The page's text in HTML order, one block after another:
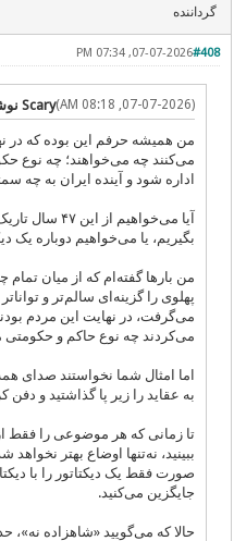
گرداننده
#408
07-07-2026, 07:34 PM
(07-07-2026, 08:18 AM) Scary نوشته:
من همیشه حرفم این بوده که در
می‌کنند چه می‌خواهند؛ چه نوع
اداره شود و آینده ایران به چه
آیا
بگیریم، یا می‌خواهیم دوباره یک
من بارها گفته‌ام که از میان
پهلوی را گزینه‌ای سالم‌تر و
می‌گرفت، در نهایت این مردم
می‌کردند چه نوع حاکم و حکومتی
اما امثال شما نخواستند صدای
به عقاید را زیر پا گذاشتید و دفن
تا زمانی که هر موضوعی را فقط
ببینید، نه‌تنها اوضاع بهتر
صورت فقط یک دیکتاتور را با
جایگزین می‌کنید.
حالا که می‌گویید «شاهزاده نه»،